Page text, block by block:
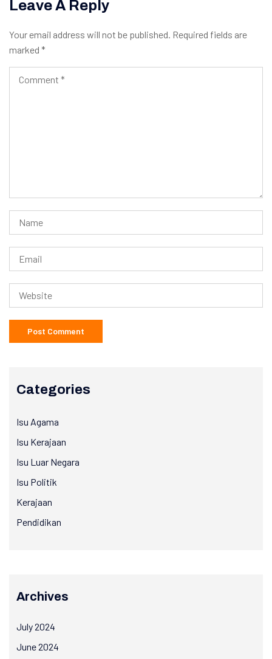
Leave A Reply
Your email address will not be published. Required fields are
marked *
Categories
Isu Agama
Isu Kerajaan
Isu Luar Negara
Isu Politik
Kerajaan
Pendidikan
Archives
July 2024
June 2024